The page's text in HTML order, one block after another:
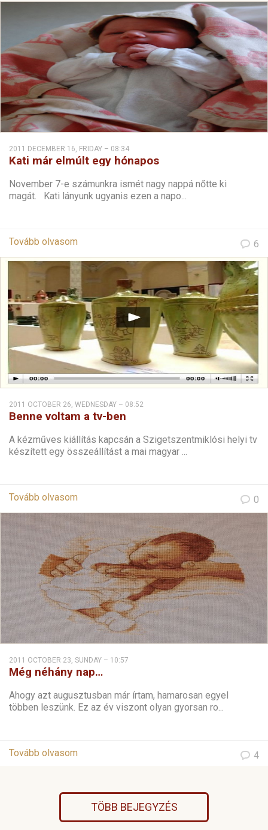
2011 DECEMBER 16, FRIDAY – 08:34
Kati már elmúlt egy hónapos
November 7-e számunkra ismét nagy nappá nőtte ki
magát. Kati lányunk ugyanis ezen a napo...
Tovább olvasom 6
2011 OCTOBER 26, WEDNESDAY – 08:52
Benne voltam a tv-ben
A kézműves kiállítás kapcsán a Szigetszentmiklósi helyi tv
készített egy összeállítást a mai magyar ...
Tovább olvasom 0
2011 OCTOBER 23, SUNDAY – 10:57
Még néhány nap…
Ahogy azt augusztusban már írtam, hamarosan egyel
többen leszünk. Ez az év viszont olyan gyorsan ro...
Tovább olvasom 4
TÖBB BEJEGYZÉS